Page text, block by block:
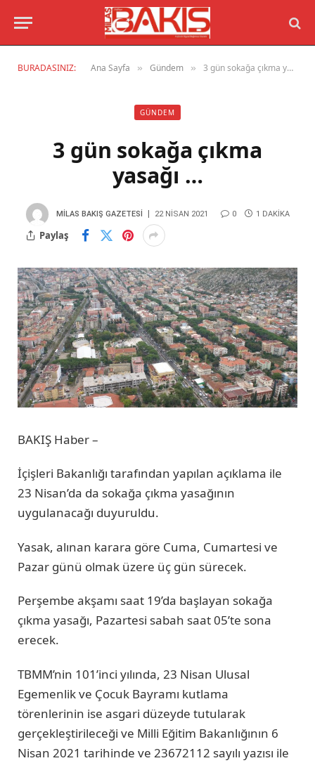
BURADASINIZ: Ana Sayfa » Gündem » 3 gün sokağa çıkma yasağı …
GÜNDEM
3 gün sokağa çıkma
yasağı …
MILAS BAKIŞ GAZETESI 22 NISAN 2021 0 1 DAKIKA
Paylaş
BAKIŞ Haber –
İçişleri Bakanlığı tarafından yapılan açıklama ile
23 Nisan’da da sokağa çıkma yasağının
uygulanacağı duyuruldu.
Yasak, alınan karara göre Cuma, Cumartesi ve
Pazar günü olmak üzere üç gün sürecek.
Perşembe akşamı saat 19’da başlayan sokağa
çıkma yasağı, Pazartesi sabah saat 05’te sona
erecek.
TBMM’nin 101’inci yılında, 23 Nisan Ulusal
Egemenlik ve Çocuk Bayramı kutlama
törenlerinin ise asgari düzeyde tutularak
gerçekleştirileceği ve Milli Eğitim Bakanlığının 6
Nisan 2021 tarihinde ve 23672112 sayılı yazısı ile